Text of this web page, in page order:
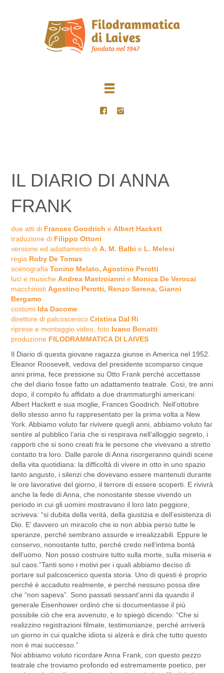
IL DIARIO DI ANNA
FRANK
due atti di Frances Goodrich e Albert Hackett
traduzione di Filippo Ottoni
versione ed adattamento di A. M. Balbi e L. Melesi
regia Roby De Tomas
scenografia Tonino Melato, Agostino Perotti
luci e musiche Andrea Mastroianni e Monica De Verocai
macchinisti Agostino Perotti, Renzo Serena, Gianni
Bergamo
costumi Ida Dacome
direttore di palcoscenico Cristina Dal Ri
riprese e montaggio video, foto Ivano Bonatti
produzione FILODRAMMATICA DI LAIVES
Il Diario di questa giovane ragazza giunse in America nel 1952.
Eleanor Roosevelt, vedova del presidente scomparso cinque
anni prima, fece pressione su Otto Frank perché accettasse
che del diario fosse fatto un adattamento teatrale. Così, tre anni
dopo, il compito fu affidato a due drammaturghi americani:
Albert Hackett e sua moglie, Frances Goodrich. Nell’ottobre
dello stesso anno fu rappresentato per la prima volta a New
York. Abbiamo voluto far rivivere quegli anni, abbiamo voluto far
sentire al pubblico l’aria che si respirava nell’alloggio segreto, i
rapporti che si sono creati fra le persone che vivevano a stretto
contatto tra loro. Dalle parole di Anna risorgeranno quindi scene
della vita quotidiana: la difficoltà di vivere in otto in uno spazio
tanto angusto, i silenzi che dovevano essere mantenuti durante
le ore lavorative del giorno, il terrore di essere scoperti. E rivivrà
anche la fede di Anna, che nonostante stesse vivendo un
periodo in cui gli uomini mostravano il loro lato peggiore,
scriveva: “si dubita della verità, della giustizia e dell’esistenza di
Dio. E’ davvero un miracolo che io non abbia perso tutte le
speranze, perché sembrano assurde e irrealizzabili. Eppure le
conservo, nonostante tutto, perché credo nell’intima bontà
dell’uomo. Non posso costruire tutto sulla morte, sulla miseria e
sul caos.”Tanti sono i motivi per i quali abbiamo deciso di
portare sul palcoscenico questa storia. Uno di questi è proprio
perché è accaduto realmente, e perché nessuno possa dire
che “non sapeva”. Sono passati sessant’anni da quando il
generale Eisenhower ordinò che si documentasse il più
possibile ciò che era avvenuto, e lo spiegò dicendo: “Che si
realizzino registrazioni filmate, testimonianze, perché arriverà
un giorno in cui qualche idiota si alzerà e dirà che tutto questo
non è mai successo.”
Noi abbiamo voluto ricordare Anna Frank, con questo pezzo
teatrale che troviamo profondo ed estremamente poetico, per